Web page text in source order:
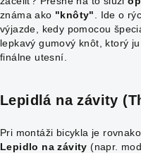
známa ako "knôty" . Ide o
výjazde, kedy pomocou
lepkavý gumový knôt, ktorý
finálne utesní.
Lepidlá na závity
Pri montáži bicykla je
Lepidlo na závity (napr.